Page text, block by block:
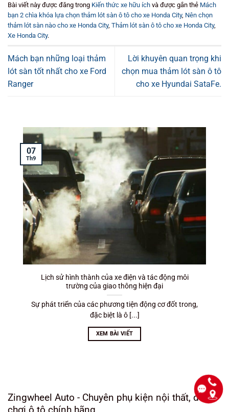
Bài viết này được đăng trong Kiến thức xe hữu ích và được gắn thẻ Mách
bạn 2 chìa khóa lựa chọn thảm lót sàn ô tô cho xe Honda City, Nên chọn
thảm lót sàn nào cho xe Honda City, Thảm lót sàn ô tô cho xe Honda City,
Xe Honda City.
Mách bạn những loại thảm
lót sàn tốt nhất cho xe Ford
Ranger
Lời khuyên quan trọng khi
chọn mua thảm lót sàn ô tô
cho xe Hyundai SataFe.
Lịch sử hình thành của xe điện và tác động môi
trường của giao thông hiện đại
Sự phát triển của các phương tiện động cơ đốt trong,
đặc biệt là ô [...]
XEM BÀI VIẾT
07
Th9
Zingwheel Auto - Chuyên phụ kiện nội thất, đồ
chơi ô tô chính hãng